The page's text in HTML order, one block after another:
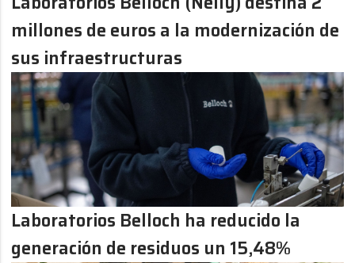
millones de euros a la modernización de
sus infraestructuras
Laboratorios Belloch ha reducido la
generación de residuos un 15,48%